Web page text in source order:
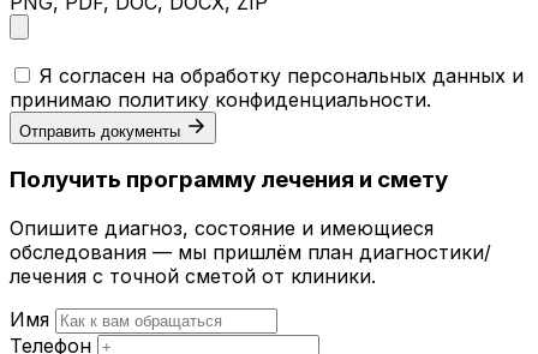
Я согласен на обработку персональных данных и
принимаю политику конфиденциальности.
Отправить документы
Получить программу лечения и смету
Опишите диагноз, состояние и имеющиеся
обследования — мы пришлём план диагностики/
лечения с точной сметой от клиники.
Имя
Телефон